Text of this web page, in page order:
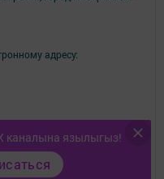
каналына язылыгыз!
адресу:
персонализации сервисов и
в настройках браузера.